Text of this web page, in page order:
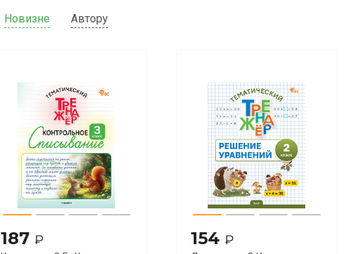
Новизне Автору
187 ₽ 154 ₽